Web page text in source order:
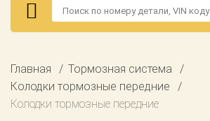
запросу
техобслуживание
Регистрация
Главная
Тормозная система
Колодки тормозные передние
Колодки тормозные передние